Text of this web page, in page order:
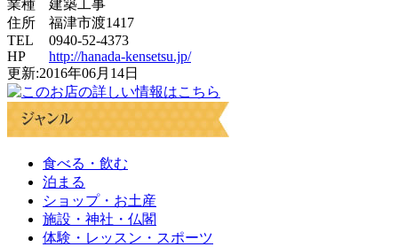
業種
建築工事
住所
福津市渡1417
TEL
0940-52-4373
HP
http://hanada-kensetsu.jp/
更新:2016年06月14日
食べる・飲む
泊まる
ショップ・お土産
施設・神社・仏閣
体験・レッスン・スポーツ